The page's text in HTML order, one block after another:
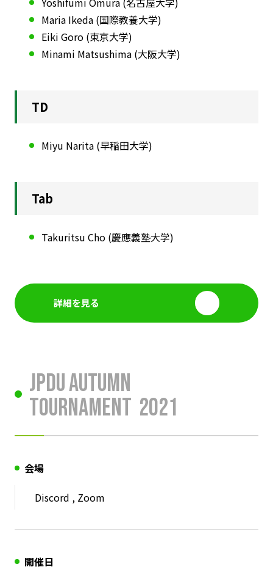
Maria Ikeda (国際教養大学)
Eiki Goro (東京大学)
Minami Matsushima (大阪大学)
TD
Miyu Narita (早稲田大学)
Tab
Takuritsu Cho (慶應義塾大学)
詳細を見る
JPDU Autumn
Tournament 2021
会場
Discord , Zoom
開催日